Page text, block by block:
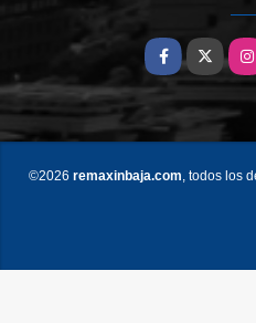
Facebook
X
©2026 remaxinbaja.com, todos los